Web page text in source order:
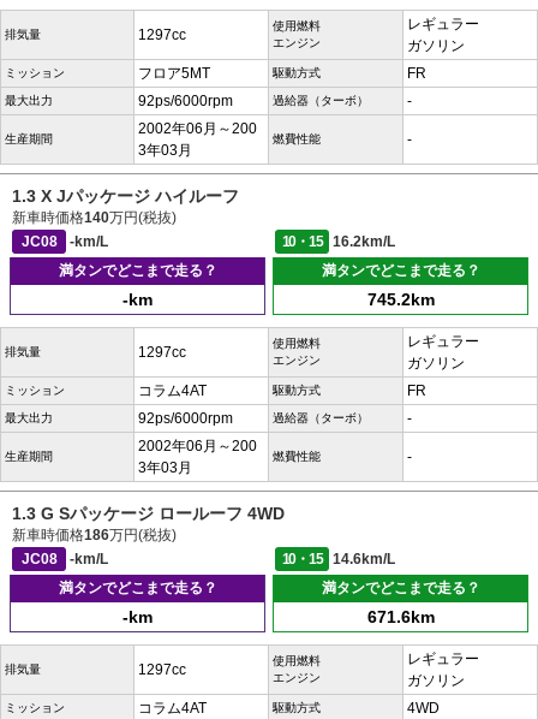
排気量 1297cc
使用燃料
エンジン
レギュラー
ガソリン
ミッション フロア5MT 駆動方式 FR
最大出力 92ps/6000rpm 過給器（ターボ） -
生産期間
2002年06月～200
3年03月
燃費性能 -
1.3 X Jパッケージ ハイルーフ
新車時価格140万円(税抜)
JC08
-km/L 10・15
16.2km/L
満タンでどこまで走る？
-km
満タンでどこまで走る？
745.2km
排気量 1297cc
使用燃料
エンジン
レギュラー
ガソリン
ミッション コラム4AT 駆動方式 FR
最大出力 92ps/6000rpm 過給器（ターボ） -
生産期間
2002年06月～200
3年03月
燃費性能 -
1.3 G Sパッケージ ロールーフ 4WD
新車時価格186万円(税抜)
JC08
-km/L 10・15
14.6km/L
満タンでどこまで走る？
-km
満タンでどこまで走る？
671.6km
排気量 1297cc
使用燃料
エンジン
レギュラー
ガソリン
ミッション コラム4AT 駆動方式 4WD